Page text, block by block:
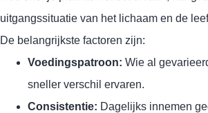
uitgangssituatie van het lichaam en de
De belangrijkste factoren zijn:
Voedingspatroon: Wie al
sneller verschil ervaren.
Consistentie: Dagelijks innemen